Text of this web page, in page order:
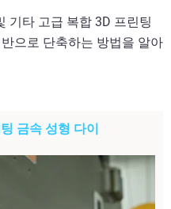
기타 고급 복합 3D 프린팅
으로 단축하는 방법을 알아
금속 성형 다이